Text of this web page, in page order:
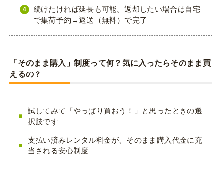
続けたければ延長も可能。返却したい場合は自宅
で集荷予約→返送（無料）で完了
「そのまま購入」制度って何？気に入ったらそのまま買
えるの？
試してみて「やっぱり買おう！」と思ったときの選
択肢です
支払い済みレンタル料金が、そのまま購入代金に充
当される安心制度